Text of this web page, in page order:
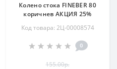
Колено стока FINEBER 80
коричнев АКЦИЯ 25%
Код товара: 2Ц-00008574
0
155.00р.